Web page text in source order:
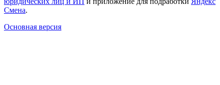
Смена.
Основная версия